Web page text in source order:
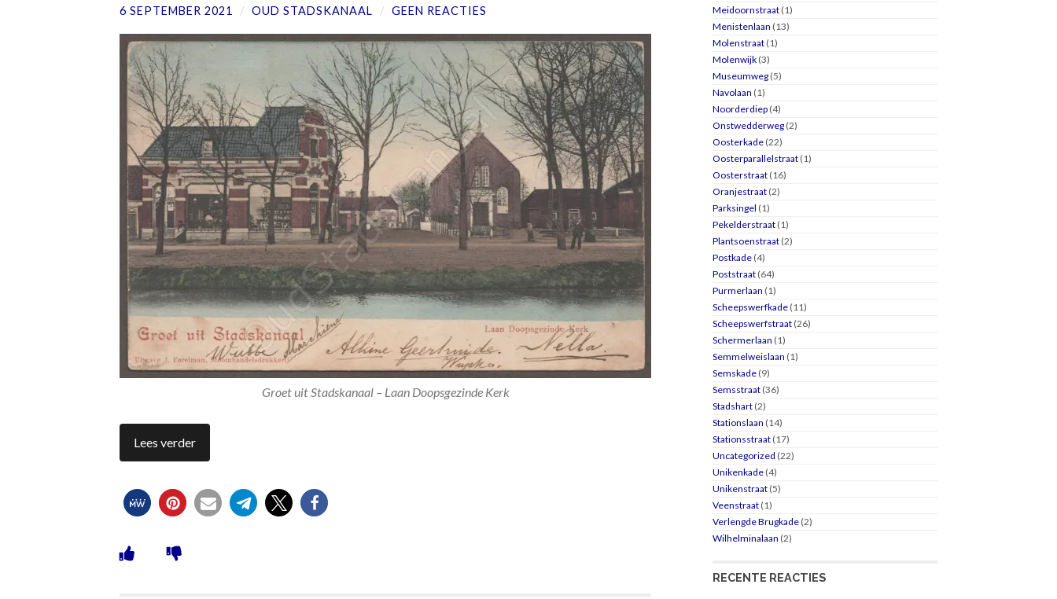
6 SEPTEMBER 2021 / OUD STADSKANAAL / GEEN REACTIES
Groet uit Stadskanaal – Laan Doopsgezinde Kerk
Lees verder
Meidoornstraat (1)
Menistenlaan (13)
Molenstraat (1)
Molenwijk (3)
Museumweg (5)
Navolaan (1)
Noorderdiep (4)
Onstwedderweg (2)
Oosterkade (22)
Oosterparallelstraat (1)
Oosterstraat (16)
Oranjestraat (2)
Parksingel (1)
Pekelderstraat (1)
Plantsoenstraat (2)
Postkade (4)
Poststraat (64)
Purmerlaan (1)
Scheepswerfkade (11)
Scheepswerfstraat (26)
Schermerlaan (1)
Semmelweislaan (1)
Semskade (9)
Semsstraat (36)
Stadshart (2)
Stationslaan (14)
Stationsstraat (17)
Uncategorized (22)
Unikenkade (4)
Unikenstraat (5)
Veenstraat (1)
Verlengde Brugkade (2)
Wilhelminalaan (2)
RECENTE REACTIES